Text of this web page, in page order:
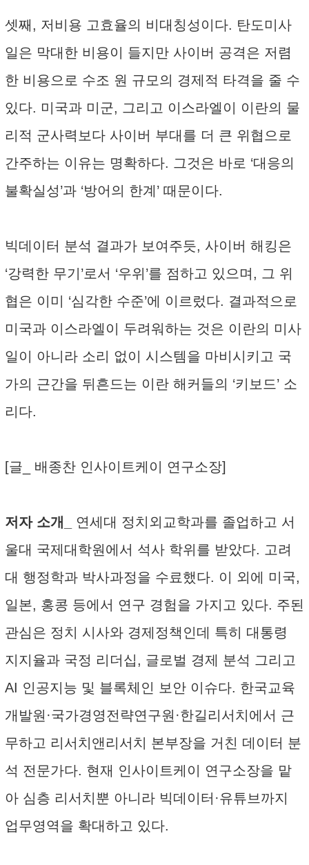
셋째, 저비용 고효율의 비대칭성이다. 탄도미사
일은 막대한 비용이 들지만 사이버 공격은 저렴
한 비용으로 수조 원 규모의 경제적 타격을 줄 수
있다. 미국과 미군, 그리고 이스라엘이 이란의 물
리적 군사력보다 사이버 부대를 더 큰 위협으로
간주하는 이유는 명확하다. 그것은 바로 ‘대응의
불확실성’과 ‘방어의 한계’ 때문이다.
빅데이터 분석 결과가 보여주듯, 사이버 해킹은
‘강력한 무기’로서 ‘우위’를 점하고 있으며, 그 위
협은 이미 ‘심각한 수준’에 이르렀다. 결과적으로
미국과 이스라엘이 두려워하는 것은 이란의 미사
일이 아니라 소리 없이 시스템을 마비시키고 국
가의 근간을 뒤흔드는 이란 해커들의 ‘키보드’ 소
리다.
[글_ 배종찬 인사이트케이 연구소장]
저자 소개_
연세대 정치외교학과를 졸업하고 서
울대 국제대학원에서 석사 학위를 받았다. 고려
대 행정학과 박사과정을 수료했다. 이 외에 미국,
일본, 홍콩 등에서 연구 경험을 가지고 있다. 주된
관심은 정치 시사와 경제정책인데 특히 대통령
지지율과 국정 리더십, 글로벌 경제 분석 그리고
AI 인공지능 및 블록체인 보안 이슈다. 한국교육
개발원·국가경영전략연구원·한길리서치에서 근
무하고 리서치앤리서치 본부장을 거친 데이터 분
석 전문가다. 현재 인사이트케이 연구소장을 맡
아 심층 리서치뿐 아니라 빅데이터·유튜브까지
업무영역을 확대하고 있다.